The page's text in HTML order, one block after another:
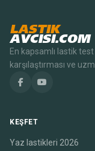
LASTIK
AVCISI.COM
En kapsamlı lastik
karşılaştırması ve
KEŞFET
Yaz lastikleri 2026